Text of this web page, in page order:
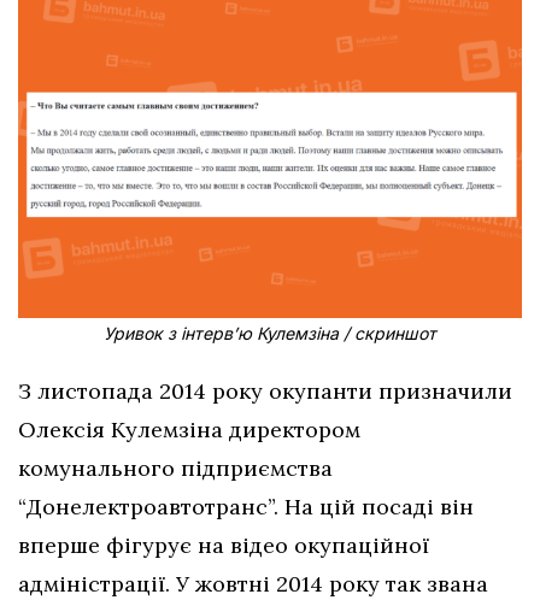
Уривок з інтерв’ю Кулемзіна / скриншот
З листопада 2014 року окупанти призначили
Олексія Кулемзіна директором
комунального підприємства
“Донелектроавтотранс”. На цій посаді він
вперше фігурує на відео окупаційної
адміністрації. У жовтні 2014 року так звана